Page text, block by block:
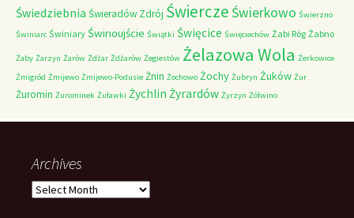
Świedziebnia Świeradów Zdrój Świercze Świerkowo Świerzno
Świniarc Świniary Świnoujście Świątki Święcice Święciechów Żabi Róg Żabno
Żaby Żarzyn Żarów Żdżar Żdżarów Żegiestów Żelazowa Wola Żerkowice
Żmigród Żmijewo Żmijewo-Podusie Żnin Żochowo Żochy Żubryn Żuków Żur
Żuromin Żurominek Żuławki Żychlin Żyrardów Żyrzyn Żółwino
Archives
Archives